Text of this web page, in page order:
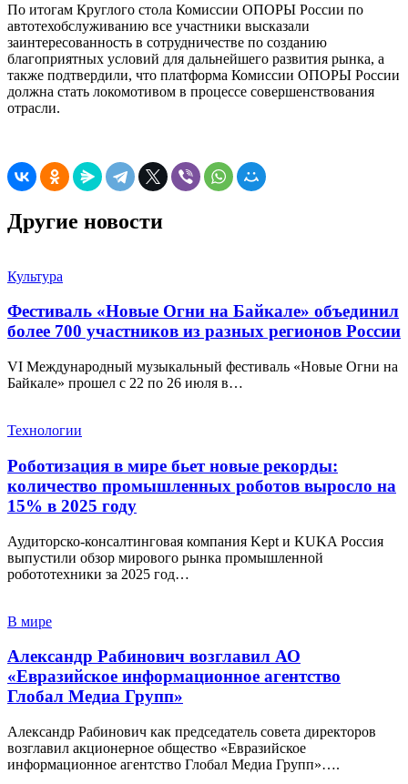
По итогам Круглого стола Комиссии ОПОРЫ России по
автотехобслуживанию все участники высказали
заинтересованность в сотрудничестве по созданию
благоприятных условий для дальнейшего развития рынка, а
также подтвердили, что платформа Комиссии ОПОРЫ России
должна стать локомотивом в процессе совершенствования
отрасли.
Другие новости
Культура
Фестиваль «Новые Огни на Байкале» объединил
более 700 участников из разных регионов России
VI Международный музыкальный фестиваль «Новые Огни на
Байкале» прошел с 22 по 26 июля в…
Технологии
Роботизация в мире бьет новые рекорды:
количество промышленных роботов выросло на
15% в 2025 году
Аудиторско-консалтинговая компания Kept и KUKA Россия
выпустили обзор мирового рынка промышленной
робототехники за 2025 год…
В мире
Александр Рабинович возглавил АО
«Евразийское информационное агентство
Глобал Медиа Групп»
Александр Рабинович как председатель совета директоров
возглавил акционерное общество «Евразийское
информационное агентство Глобал Медиа Групп»….